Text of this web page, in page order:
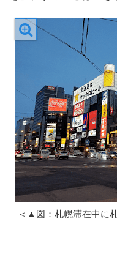
＜▲図：札幌滞在中に